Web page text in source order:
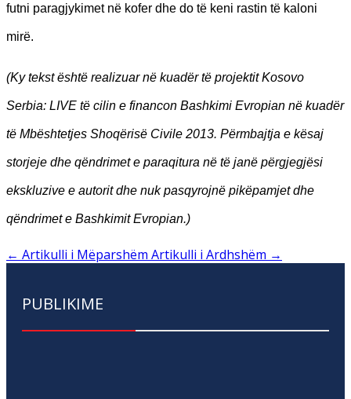
futni paragjykimet në kofer dhe do të keni rastin të kaloni
mirë.
(Ky tekstështë realizuar në kuadër të projektit Kosovo
Serbia: LIVE të cilin e financon Bashkimi Evropian në kuadër
të Mbështetjes Shoqërisë Civile 2013. Përmbajtja e kësaj
storjeje dhe qëndrimet e paraqitura në të janë përgjegjësi
ekskluzive e autorit dhe nuk pasqyrojnë pikëpamjet dhe
qëndrimet e Bashkimit Evropian.)
← Artikulli i Mëparshëm Artikulli i Ardhshëm →
PUBLIKIME